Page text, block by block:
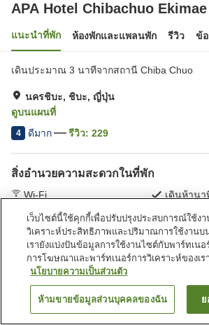
APA Hotel Chibachuo Ekimae
แนะนำที่พัก ห้องพักและแพลนพัก รีวิว ข้
เดินประมาณ 3 นาทีจากสถานี Chiba Chuo
นครชิบะ, ชิบะ, ญี่ปุ่น
ดูบนแผนที่
4 ดีมาก รีวิว: 229
สิ่งอำนวยความสะดวกในที่พัก
Wi-Fi
เดินห้าน
หน้าแรก ญี่ปุ่น ชิบะ นครชิบะ APA
ค้นหาห้องพัก
เว็บไซต์นี้ใช้คุกกี้เพื่อปรับปรุงประสบการณ์ใช้ง
วิเคราะห์ประสิทธิภาพและปริมาณการใช้งานบน
เรายังแบ่งปันข้อมูลการใช้งานไซต์กับพาร์ทเนอ
การโฆษณาและพาร์ทเนอร์การวิเคราะห์ของเร
นโยบายความเป็นส่วนตัว
ห้ามขายข้อมูลส่วนบุคคลของฉัน